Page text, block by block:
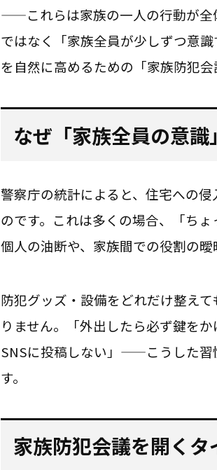
——これらは家族の一人の行動が全
ではなく「家族全員が少しずつ意
を自然に高めるための「家族防犯会
なぜ「家族全員の意
警察庁の統計によると、住宅への
のです。これは多くの場合、「ち
個人の油断や、家族間での役割の曖
防犯グッズ・設備をどれだけ整え
りません。「外出したら必ず鍵を
SNSに投稿しない」——こうした習
す。
家族防犯会議を開くタ